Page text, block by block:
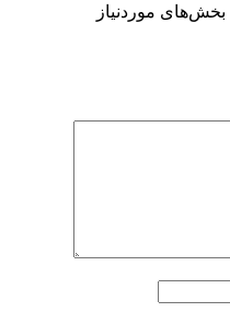
بخش‌های موردنیاز